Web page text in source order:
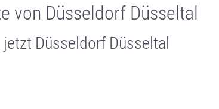
von Düsseldorf Düsseltal
jetzt Düsseldorf Düsseltal